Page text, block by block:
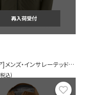
再入荷受付
[パタゴニア]メンズ・インサレーテッド・ボルダー・フォーク・レイン・ジャケット
込)